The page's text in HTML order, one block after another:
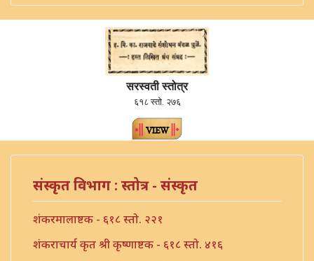
सरस्वती स्तोत्र
६१८ स्तो. २७६
संस्कृत विभाग : स्तोत्र - संस्कृत
शंकरमालाष्टक - ६१८ स्तो. २२१
शंकराचार्य कृत श्री कृष्णाष्टक - ६१८ स्तो. ४१६